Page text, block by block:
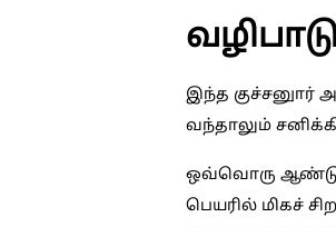
இந்த குச்சனுார்
வந்தாலும்
ஒவ்வொரு ஆண்டும்
பெயரில் மிகச்